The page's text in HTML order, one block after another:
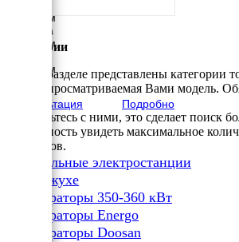
3100 мм
Ширина
1200 мм
1750 мм
Консультация
Подробно
Категории
В этом разделе представлены категории
входит просматриваемая Вами модель.
ознакомьтесь с ними, это сделает поиск
возможность увидеть максимальное
вариантов.
Дизельные электростанции
В кожухе
Генераторы 350-360 кВт
Генераторы Energo
Генераторы Doosan